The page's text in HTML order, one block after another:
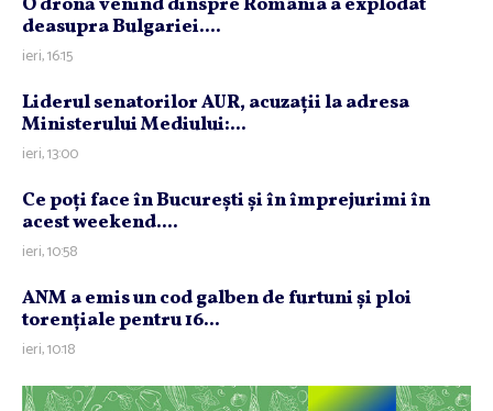
deasupra Bulgariei....
ieri, 16:15
Liderul senatorilor AUR, acuzaţii la adresa
Ministerului Mediului:...
ieri, 13:00
Ce poţi face în Bucureşti şi în împrejurimi în
acest weekend....
ieri, 10:58
ANM a emis un cod galben de furtuni şi ploi
torenţiale pentru 16...
ieri, 10:18